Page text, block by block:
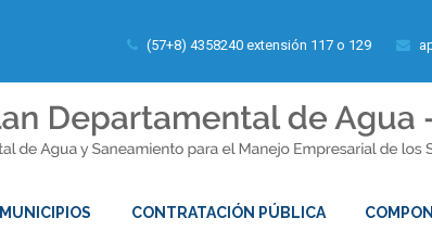
(57+8) 4358240 extensión 117 o 129
MUNICIPIOS CONTRATACIÓN PÚBLICA